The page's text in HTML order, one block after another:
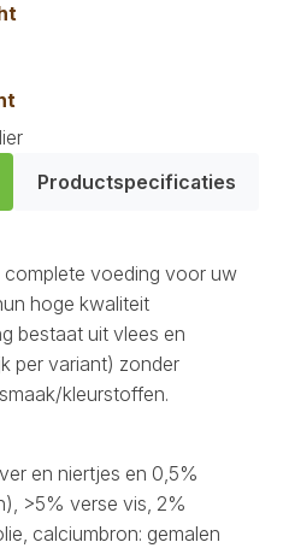
Productspecificaties
complete voeding voor uw
hoge kwaliteit
bestaat uit vlees en
per variant) zonder
kleurstoffen.
en niertjes en 0,5%
>5% verse vis, 2%
calciumbron: gemalen